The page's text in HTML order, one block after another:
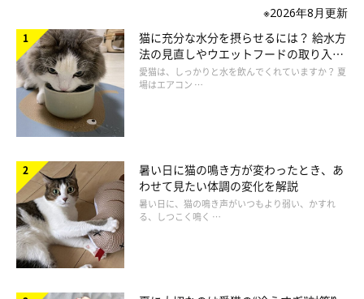
「私が壁や扉の陰から顔をひょっこり出しては引っ込めます。出
すときこっそりと高さを変えて、『どこから顔が出るかな？』と
愛猫とゲームをしています」
（愛媛県 R・Fさん）
猫は飼い主さんの顔や声と、ほかの人を識別することができま
す。そのため、好きな飼い主さんが見え隠れするのを楽しんでい
るのかも。
また、野生時代の猫は、待ち伏せ型の捕食者のため、獲物や対象
※2026年8月更新
猫に充分な水分を摂らせるには？ 給水方
法の見直しやウエットフードの取り入れ
方を解説
愛猫は、しっかりと水を飲んでくれていますか？ 夏
場はエアコン …
暑い日に猫の鳴き方が変わったとき、あ
わせて見たい体調の変化を解説
暑い日に、猫の鳴き声がいつもより弱い、かすれ
る、しつこく鳴く …